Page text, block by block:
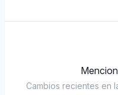
Cambios recientes en